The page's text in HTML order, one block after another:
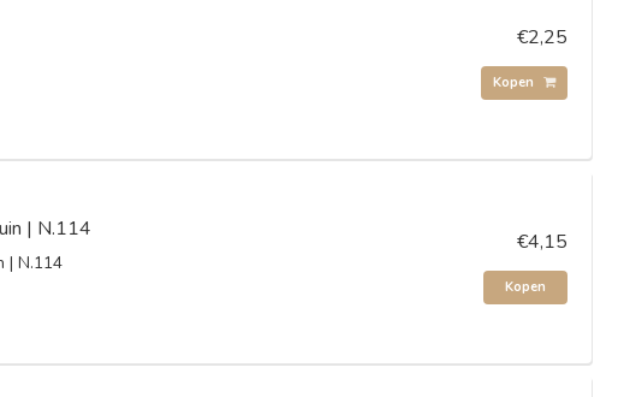
€2,25
Kopen
| N.114
| N.114
€4,15
Kopen